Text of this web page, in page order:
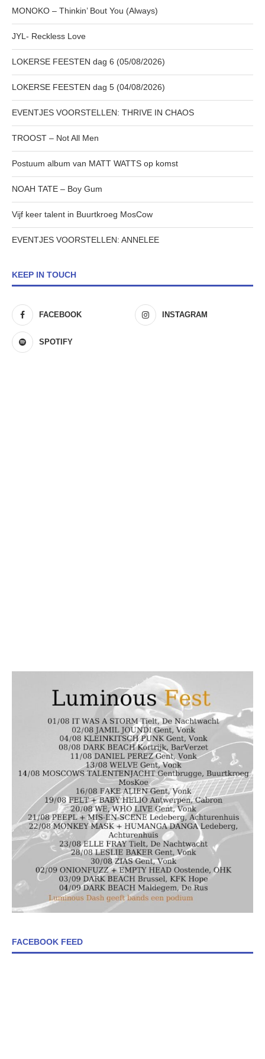
MONOKO – Thinkin’ Bout You (Always)
JYL- Reckless Love
LOKERSE FEESTEN dag 6 (05/08/2026)
LOKERSE FEESTEN dag 5 (04/08/2026)
EVENTJES VOORSTELLEN: THRIVE IN CHAOS
TROOST – Not All Men
Postuum album van MATT WATTS op komst
NOAH TATE – Boy Gum
Vijf keer talent in Buurtkroeg MosCow
EVENTJES VOORSTELLEN: ANNELEE
KEEP IN TOUCH
FACEBOOK INSTAGRAM
SPOTIFY
FACEBOOK FEED